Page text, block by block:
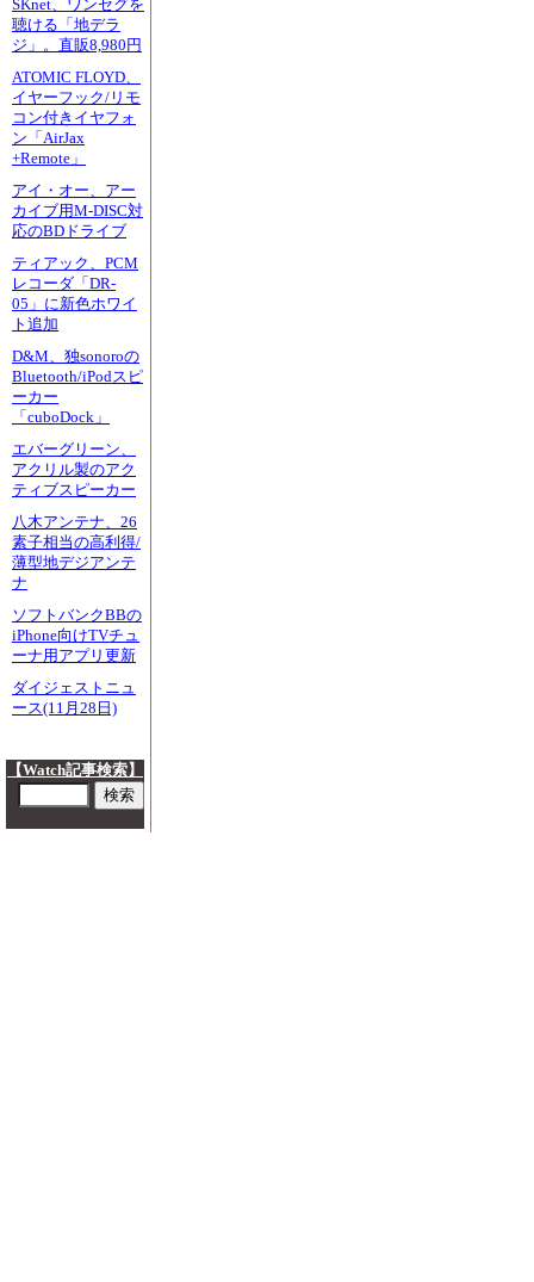
SKnet、ワンセグを
聴ける「地デラ
ジ」。直販8,980円
ATOMIC FLOYD、
イヤーフック/リモ
コン付きイヤフォ
ン「AirJax
+Remote」
アイ・オー、アー
カイブ用M-DISC対
応のBDドライブ
ティアック、PCM
レコーダ「DR-
05」に新色ホワイ
ト追加
D&M、独sonoroの
Bluetooth/iPodスピ
ーカー
「cuboDock」
エバーグリーン、
アクリル製のアク
ティブスピーカー
八木アンテナ、26
素子相当の高利得/
薄型地デジアンテ
ナ
ソフトバンクBBの
iPhone向けTVチュ
ーナ用アプリ更新
ダイジェストニュ
ース(11月28日)
【Watch記事検索】